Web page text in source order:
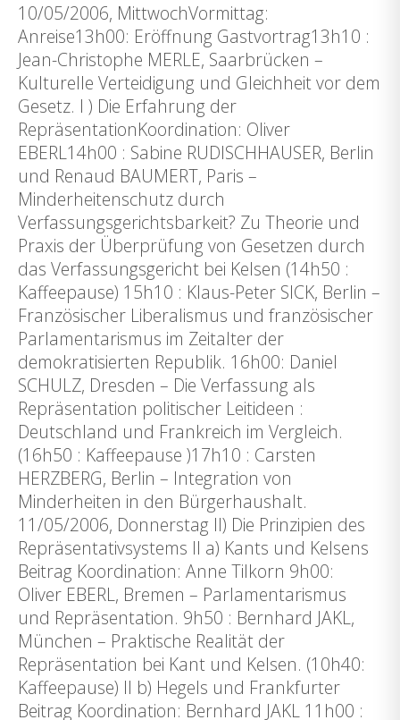
10/05/2006, MittwochVormittag:
Anreise13h00: Eröffnung Gastvortrag13h10 :
Jean-Christophe MERLE, Saarbrücken –
Kulturelle Verteidigung und Gleichheit vor dem
Gesetz. I ) Die Erfahrung der
RepräsentationKoordination: Oliver
EBERL14h00 : Sabine RUDISCHHAUSER, Berlin
und Renaud BAUMERT, Paris –
Minderheitenschutz durch
Verfassungsgerichtsbarkeit? Zu Theorie und
Praxis der Überprüfung von Gesetzen durch
das Verfassungsgericht bei Kelsen (14h50 :
Kaffeepause) 15h10 : Klaus-Peter SICK, Berlin –
Französischer Liberalismus und französischer
Parlamentarismus im Zeitalter der
demokratisierten Republik. 16h00: Daniel
SCHULZ, Dresden – Die Verfassung als
Repräsentation politischer Leitideen :
Deutschland und Frankreich im Vergleich.
(16h50 : Kaffeepause )17h10 : Carsten
HERZBERG, Berlin – Integration von
Minderheiten in den Bürgerhaushalt.
11/05/2006, Donnerstag II) Die Prinzipien des
Repräsentativsystems II a) Kants und Kelsens
Beitrag Koordination: Anne Tilkorn 9h00:
Oliver EBERL, Bremen – Parlamentarismus
und Repräsentation. 9h50 : Bernhard JAKL,
München – Praktische Realität der
Repräsentation bei Kant und Kelsen. (10h40:
Kaffeepause) II b) Hegels und Frankfurter
Beitrag Koordination: Bernhard JAKL 11h00 :